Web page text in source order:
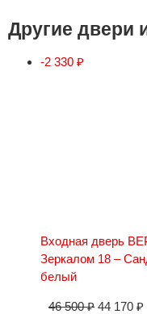
Другие двери
-2 330 ₽
Входная дверь
Зеркалом 18 –
белый
46 500₽ 44 170 ₽